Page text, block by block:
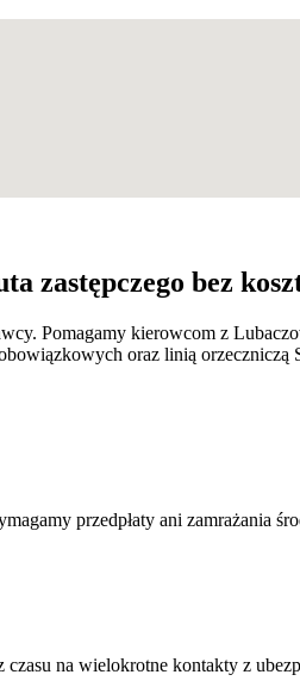
zastępczego bez
Pomagamy kierowcom z
oraz linią
przedpłaty ani zamrażania
na wielokrotne kontakty z